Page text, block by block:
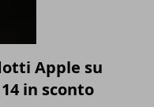
Apple su
in sconto